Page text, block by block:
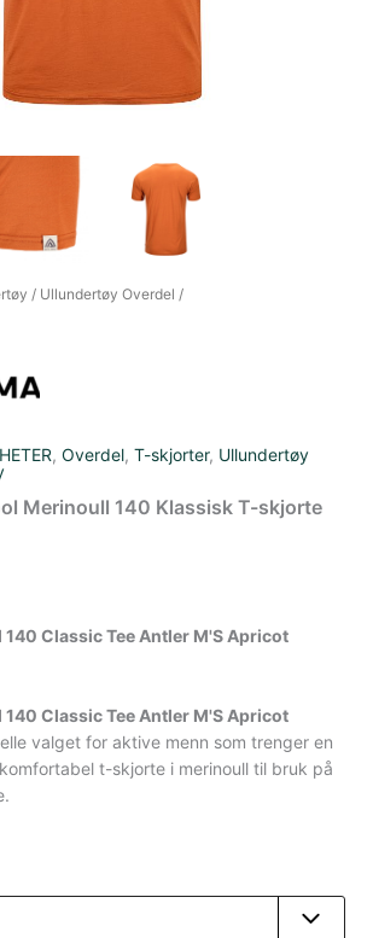
/ Ullundertøy Overdel /
,Overdel,T-skjorter, Ullundertøy
Merinoull 140 Klassisk T-skjorte
Classic Tee Antler M'S Apricot
Classic Tee Antler M'S Apricot
valget for aktive menn som trenger en
t-skjorte i merinoull til bruk på